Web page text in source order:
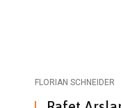
FLORIAN SCHNEIDER